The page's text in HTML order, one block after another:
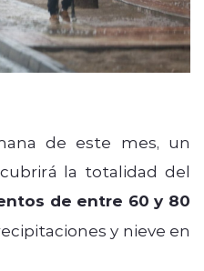
de este mes, un
la totalidad del
de entre 60 y 80
y nieve en